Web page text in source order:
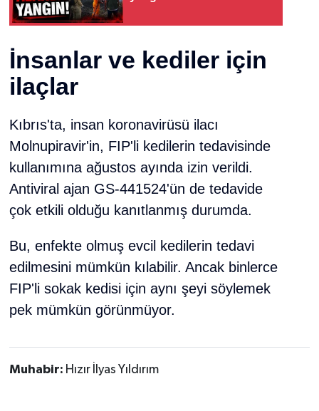
İnsanlar ve kediler için
ilaçlar
Kıbrıs'ta, insan koronavirüsü ilacı
Molnupiravir'in, FIP'li kedilerin tedavisinde
kullanımına ağustos ayında izin verildi.
Antiviral ajan GS-441524'ün de tedavide
çok etkili olduğu kanıtlanmış durumda.
Bu, enfekte olmuş evcil kedilerin tedavi
edilmesini mümkün kılabilir. Ancak binlerce
FIP'li sokak kedisi için aynı şeyi söylemek
pek mümkün görünmüyor.
Muhabir: Hızır İlyas Yıldırım